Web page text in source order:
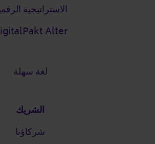
الاستراتيجية
Alter
لغة سهلة
الشريك
شركاؤنا